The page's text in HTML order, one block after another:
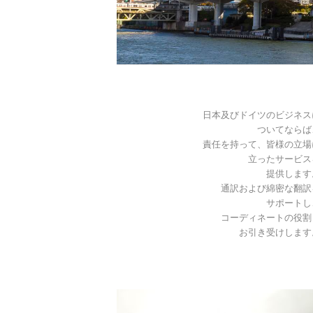
日本及びドイツのビジネ
ついてなら
責任を持って、皆様の立
立ったサービ
提供しま
通訳および綿密な翻
サポート
コーディネートの役
お引き受けしま